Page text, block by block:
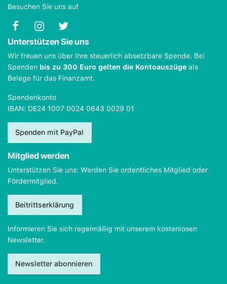
Besuchen Sie uns auf
Unterstützen Sie uns
Wir freuen uns über Ihre steuerlich absetzbare Spende. Bei
Spenden bis zu 300 Euro gelten die Kontoauszüge als
Belege für das Finanzamt.
Spendenkonto
IBAN: DE24 1007 0024 0643 0029 01
Spenden mit PayPal
Mitglied werden
Unterstützen Sie uns: Werden Sie ordentliches Mitglied oder
Fördermitglied.
Beitrittserklärung
Informieren Sie sich regelmäßig mit unserem kostenlosen
Newsletter.
Newsletter abonnieren